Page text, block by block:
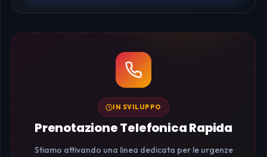
IN SVILUPPO
Prenotazione Telefonica Rapida
Stiamo attivando una linea dedicata per le urgenze